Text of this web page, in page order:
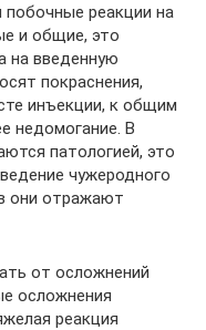
реакции на
и общие, это
на введенную
покраснения,
инъекции, к общим
недомогание. В
патологией, это
чужеродного
они отражают
от осложнений
осложнения
реакция